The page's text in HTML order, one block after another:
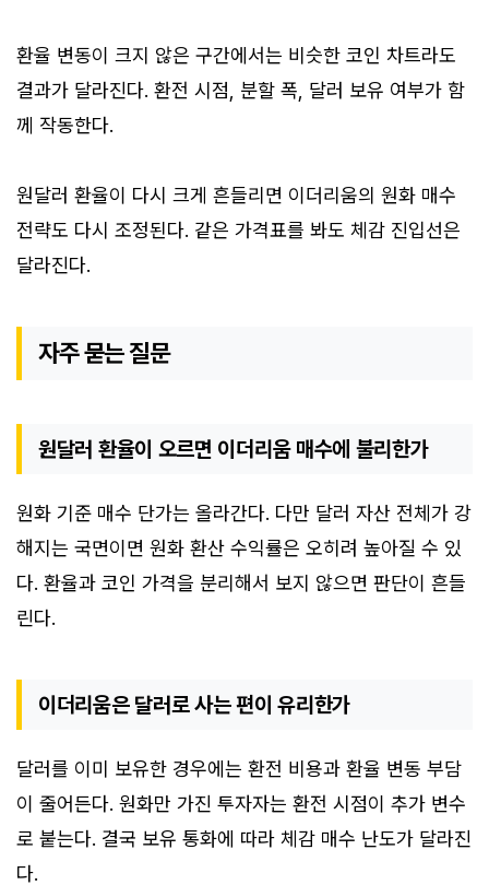
환율 변동이 크지 않은 구간에서는 비슷한 코인 차트라도
결과가 달라진다. 환전 시점, 분할 폭, 달러 보유 여부가 함
께 작동한다.
원달러 환율이 다시 크게 흔들리면 이더리움의 원화 매수
전략도 다시 조정된다. 같은 가격표를 봐도 체감 진입선은
달라진다.
자주 묻는 질문
원달러 환율이 오르면 이더리움 매수에 불리한가
원화 기준 매수 단가는 올라간다. 다만 달러 자산 전체가 강
해지는 국면이면 원화 환산 수익률은 오히려 높아질 수 있
다. 환율과 코인 가격을 분리해서 보지 않으면 판단이 흔들
린다.
이더리움은 달러로 사는 편이 유리한가
달러를 이미 보유한 경우에는 환전 비용과 환율 변동 부담
이 줄어든다. 원화만 가진 투자자는 환전 시점이 추가 변수
로 붙는다. 결국 보유 통화에 따라 체감 매수 난도가 달라진
다.